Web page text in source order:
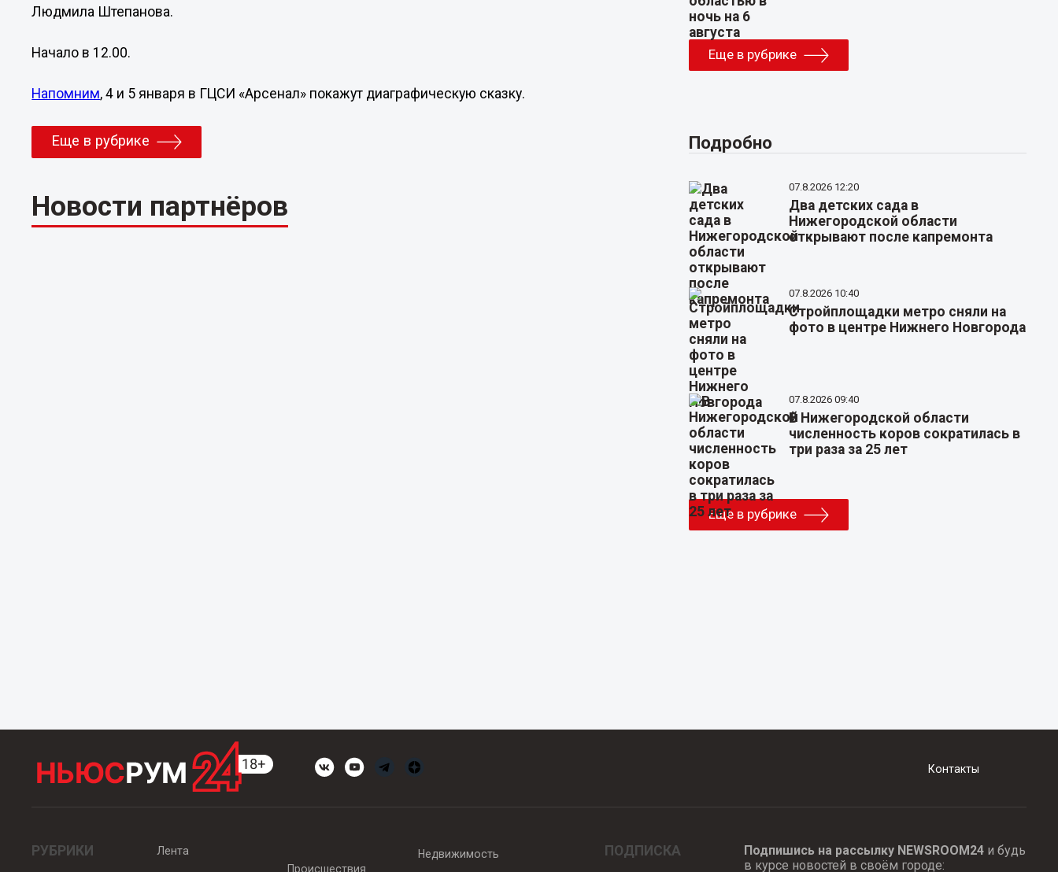
Людмила Штепанова.
Начало в 12.00.
Напомним, 4 и 5 января в ГЦСИ «Арсенал» покажут диаграфическую сказку.
Еще в рубрике
Новости партнёров
Еще в рубрике
Подробно
07.8.2026 12:20
Два детских сада в
Нижегородской области
открывают после капремонта
07.8.2026 10:40
Стройплощадки метро сняли на
фото в центре Нижнего Новгорода
07.8.2026 09:40
В Нижегородской области
численность коров сократилась в
три раза за 25 лет
Еще в рубрике
Контакты
РУБРИКИ
Лента
Происшествия
Недвижимость ПОДПИСКА Подпишись на рассылку NEWSROOM24и будь
в курсе новостей в своём городе: